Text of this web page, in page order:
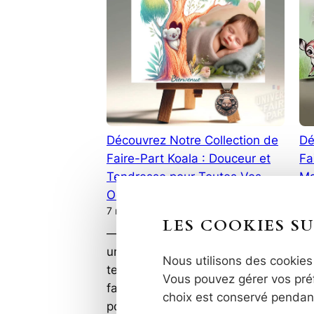
Découvrez Notre Collection de
Faire-Part Koala : Douceur et
Tendresse pour Toutes Vos
Occasions
7 mars 2022
— par Collection Koala – Pour
une annonce pleine de
tendresse La collection de
faire-part Koala a été imaginée
pour celles et ceux qui
—
et
LES COOKIES
Nous utilisons des
Vous pouvez gérer vos
choix est conservé